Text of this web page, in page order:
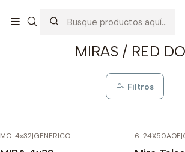
MIRAS / RED
Filtros
MC-4x32|GENERICO 6-24X50AOE|